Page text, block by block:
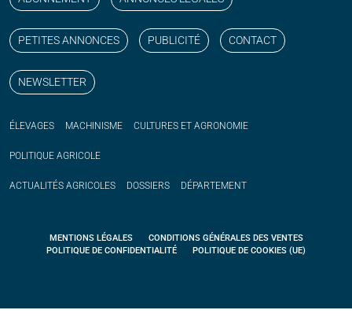
PETITES ANNONCES PUBLICITÉ CONTACT
NEWSLETTER
ÉLEVAGES MACHINISME CULTURES ET AGRONOMIE
POLITIQUE AGRICOLE
ACTUALITÉS AGRICOLES DOSSIERS DÉPARTEMENT
MENTIONS LÉGALES
CONDITIONS GÉNÉRALES DES VENTES
POLITIQUE DE CONFIDENTIALITÉ
POLITIQUE DE COOKIES (UE)